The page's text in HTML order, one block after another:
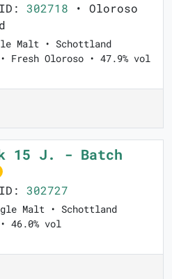
302718 • Oloroso
Malt • Schottland
• Fresh Oloroso • 47.9% vol
15 J. - Batch
302727
Malt • Schottland
46.0% vol